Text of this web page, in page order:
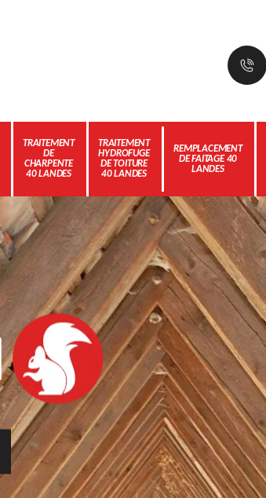
TRAITEMENT
DE
CHARPENTE
40 LANDES
TRAITEMENT
HYDROFUGE
DE TOITURE
40 LANDES
REMPLACEMENT
DE FAITAGE 40
LANDES